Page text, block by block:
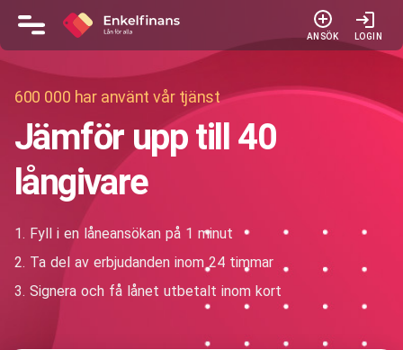
600 000 har använt vår tjänst
Jämför upp till 40
långivare
1. Fyll i en låneansökan på 1 minut
2. Ta del av erbjudanden inom 24 timmar
3. Signera och få lånet utbetalt inom kort